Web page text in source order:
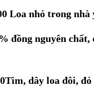
Loa nhỏ trong nhà
đồng nguyên chất,
dây loa đôi, đỏ